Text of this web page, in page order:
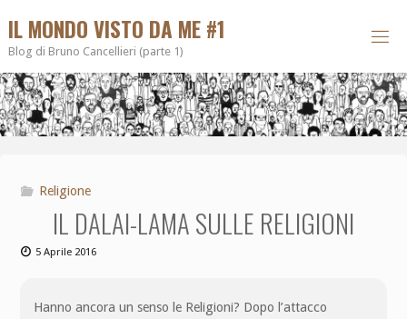
IL MONDO VISTO DA ME #1
Blog di Bruno Cancellieri (parte 1)
Religione
IL DALAI-LAMA SULLE RELIGIONI
5 Aprile 2016
Hanno ancora un senso le Religioni? Dopo l’attacco